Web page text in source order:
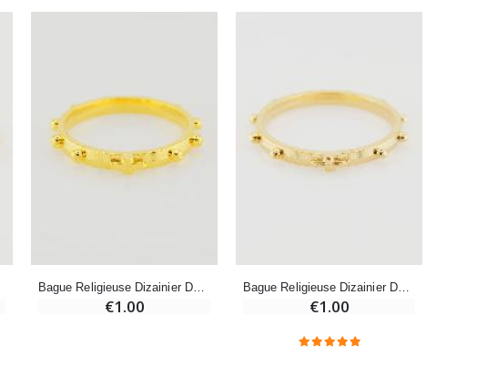
-20%
Bonbons Pastilles Menthe à l'Eau de Lourdes - 130g
€7.90
€5.50 €4.95
Bague Religieuse Dizainier Dorée - Taille 57
€1.00
Bague Religieuse Dizainier Dorée - Taille 64
€1.00